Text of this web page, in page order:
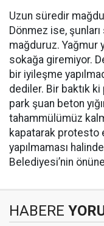
Uzun süredir
Dönmez ise,
mağduruz. Yağmur
sokağa giremiyor.
bir iyileşme
dediler. Bir baktık
park şuan beton
tahammülümüz
kapatarak protesto
yapılmaması
Belediyesi’nin
HABERE